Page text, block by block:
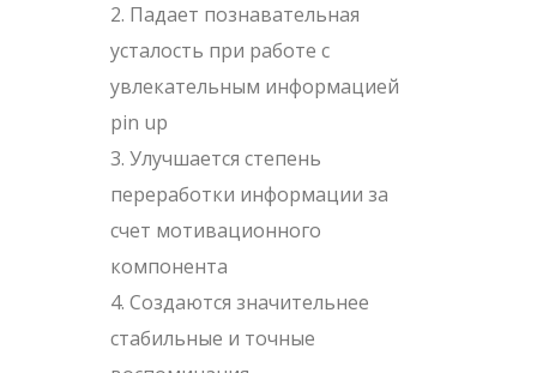
Падает познавательная
усталость при работе с
увлекательным информацией
pin up
Улучшается степень
переработки информации за
счет мотивационного
компонента
Создаются значительнее
стабильные и точные